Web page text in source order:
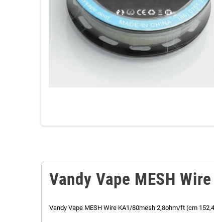
Vandy Vape MESH
Vandy Vape MESH Wire KA1/80mesh 2,8ohm/ft (cm